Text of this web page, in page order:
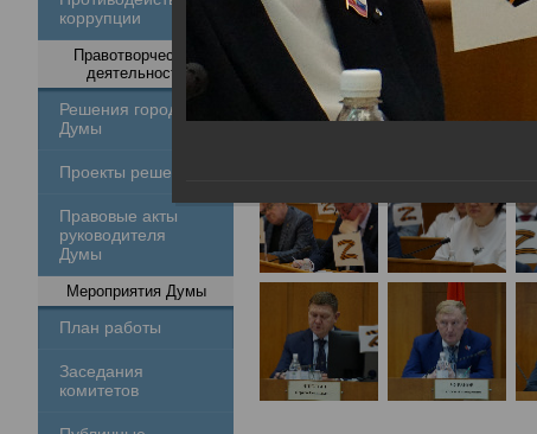
коррупции
Правотворческая
деятельность
Решения городской
Думы
Проекты решений
Правовые акты
руководителя
Думы
Мероприятия Думы
План работы
Заседания
комитетов